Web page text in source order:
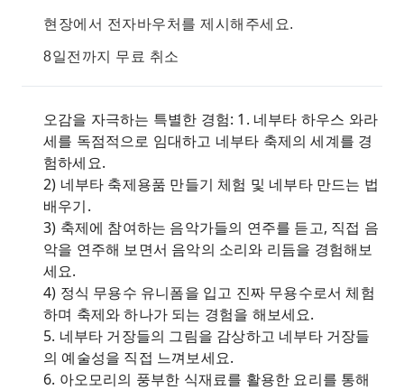
현장에서 전자바우처를 제시해주세요.
8일전까지 무료 취소
오감을 자극하는 특별한 경험: 1. 네부타 하우스 와라
세를 독점적으로 임대하고 네부타 축제의 세계를 경
험하세요.
2) 네부타 축제용품 만들기 체험 및 네부타 만드는 법
배우기.
3) 축제에 참여하는 음악가들의 연주를 듣고, 직접 음
악을 연주해 보면서 음악의 소리와 리듬을 경험해보
세요.
4) 정식 무용수 유니폼을 입고 진짜 무용수로서 체험
하며 축제와 하나가 되는 경험을 해보세요.
5. 네부타 거장들의 그림을 감상하고 네부타 거장들
의 예술성을 직접 느껴보세요.
6. 아오모리의 풍부한 식재료를 활용한 요리를 통해